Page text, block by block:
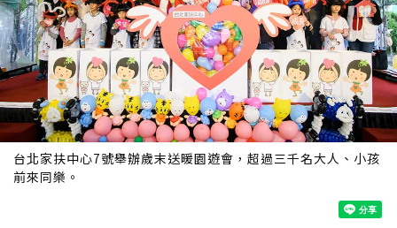
台北家扶中心7號舉辦歲末送暖園遊會，超過三千名大人、小孩
前來同樂。